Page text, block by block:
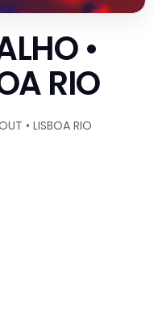
•
RIO
• LISBOA RIO